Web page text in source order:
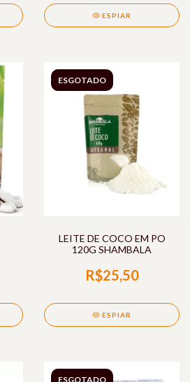
ESPIAR
ESGOTADO
LEITE DE COCO EM PO
120G SHAMBALA
R$25,50
ESPIAR
ESGOTADO